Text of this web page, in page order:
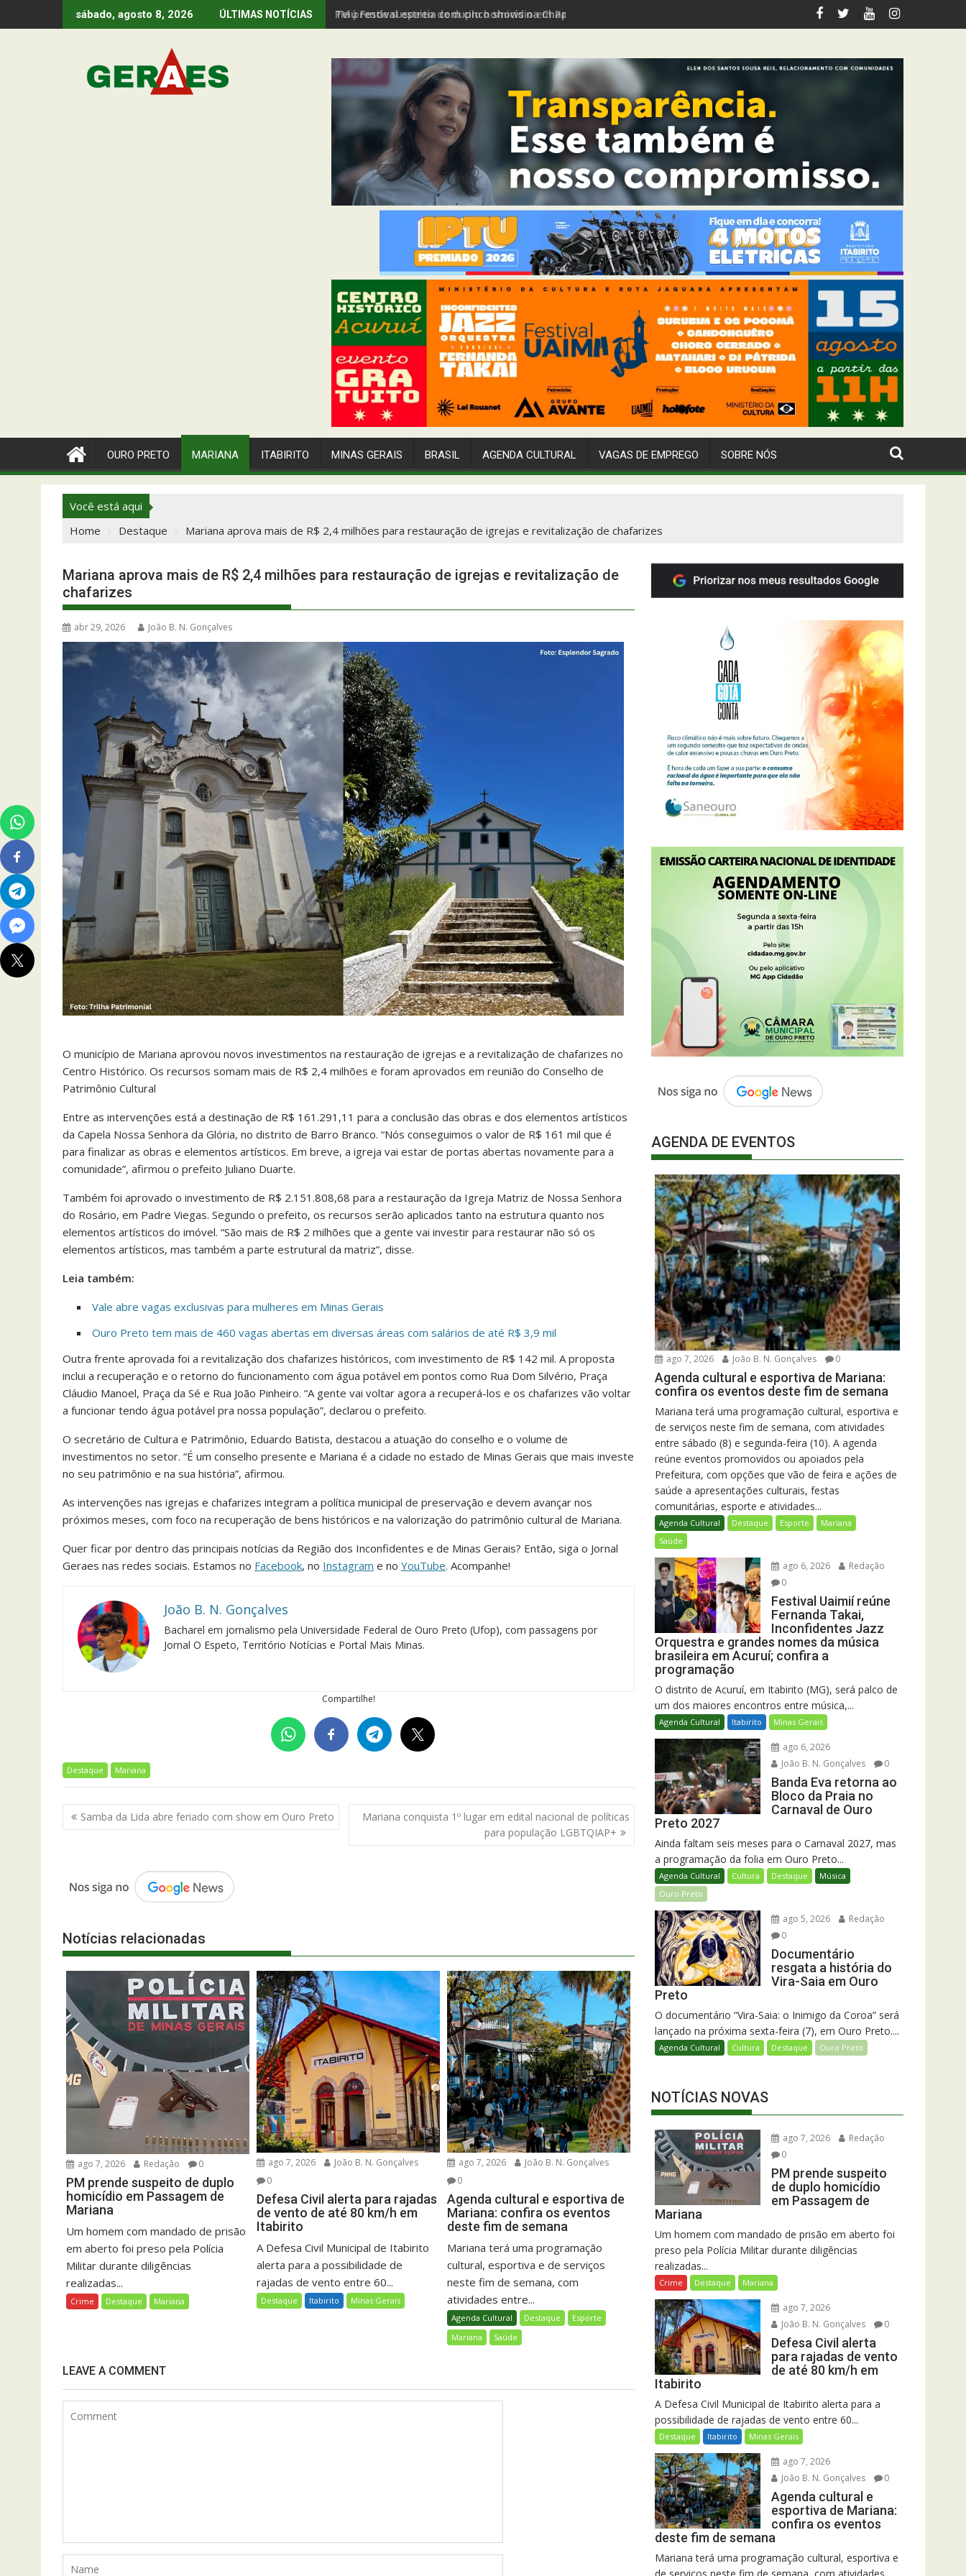
to
sábado, agosto 8, 2026 ÚLTIMAS NOTÍCIAS PM prende suspeito de duplo homicídio em Passagem de Mariana
OURO PRETO MARIANA ITABIRITO MINAS GERAIS BRASIL AGENDA CULTURAL VAGAS DE EMPREGO SOBRE NÓS
Você está aqui
Home
Destaque Mariana aprova mais de R$ 2,4 milhões para restauração de igrejas e revitalização de chafarizes
Mariana aprova mais de R$ 2,4 milhões para restauração de igrejas e revitalização de
chafarizes
abr 29, 2026 João B. N. Gonçalves
O município de Mariana aprovou novos investimentos na restauração de igrejas e a revitalização de chafarizes no
Centro Histórico. Os recursos somam mais de R$ 2,4 milhões e foram aprovados em reunião do Conselho de
Patrimônio Cultural
Entre as intervenções está a destinação de R$ 161.291,11 para a conclusão das obras e dos elementos artísticos
da Capela Nossa Senhora da Glória, no distrito de Barro Branco. “Nós conseguimos o valor de R$ 161 mil que é
para finalizar as obras e elementos artísticos. Em breve, a igreja vai estar de portas abertas novamente para a
comunidade”, afirmou o prefeito Juliano Duarte.
Também foi aprovado o investimento de R$ 2.151.808,68 para a restauração da Igreja Matriz de Nossa Senhora
do Rosário, em Padre Viegas. Segundo o prefeito, os recursos serão aplicados tanto na estrutura quanto nos
elementos artísticos do imóvel. “São mais de R$ 2 milhões que a gente vai investir para restaurar não só os
elementos artísticos, mas também a parte estrutural da matriz”, disse.
Leia também:
Vale abre vagas exclusivas para mulheres em Minas Gerais
Ouro Preto tem mais de 460 vagas abertas em diversas áreas com salários de até R$ 3,9 mil
Outra frente aprovada foi a revitalização dos chafarizes históricos, com investimento de R$ 142 mil. A proposta
inclui a recuperação e o retorno do funcionamento com água potável em pontos como Rua Dom Silvério, Praça
Cláudio Manoel, Praça da Sé e Rua João Pinheiro. “A gente vai voltar agora a recuperá-los e os chafarizes vão voltar
a funcionar tendo água potável pra nossa população”, declarou o prefeito.
O secretário de Cultura e Patrimônio, Eduardo Batista, destacou a atuação do conselho e o volume de
investimentos no setor. “É um conselho presente e Mariana é a cidade no estado de Minas Gerais que mais investe
no seu patrimônio e na sua história”, afirmou.
As intervenções nas igrejas e chafarizes integram a política municipal de preservação e devem avançar nos
próximos meses, com foco na recuperação de bens históricos e na valorização do patrimônio cultural de Mariana.
Quer ficar por dentro das principais notícias da Região dos Inconfidentes e de Minas Gerais? Então, siga o Jornal
Geraes nas redes sociais. Estamos no Facebook, no Instagram e no YouTube. Acompanhe!
João B. N. Gonçalves
Bacharel em jornalismo pela Universidade Federal de Ouro Preto (Ufop), com passagens por
Jornal O Espeto, Território Notícias e Portal Mais Minas.
Compartilhe!
Destaque Mariana
Navegação
de
Samba da Lida abre feriado com show em Ouro Preto
Mariana conquista 1º lugar em edital nacional de políticas
para população LGBTQIAP+
Notícias relacionadas
ago 7, 2026 Redação 0
PM prende suspeito de duplo
homicídio em Passagem de
Mariana
Um homem com mandado de prisão
em aberto foi preso pela Polícia
Militar durante diligências
realizadas...
Crime Destaque Mariana
ago 7, 2026
João B. N. Gonçalves
0
Defesa Civil alerta para rajadas
de vento de até 80 km/h em
Itabirito
A Defesa Civil Municipal de Itabirito
alerta para a possibilidade de
rajadas de vento entre 60...
Destaque Itabirito Minas Gerais
ago 7, 2026
João B. N. Gonçalves
0
Agenda cultural e esportiva de
Mariana: confira os eventos
deste fim de semana
Mariana terá uma programação
cultural, esportiva e de serviços
neste fim de semana, com
atividades entre...
Agenda Cultural Destaque
Esporte
Mariana
Saúde
LEAVE A COMMENT
AGENDA DE EVENTOS
ago 7, 2026 João B. N. Gonçalves 0
Agenda cultural e esportiva de Mariana:
confira os eventos deste fim de semana
Mariana terá uma programação cultural, esportiva e
de serviços neste fim de semana, com atividades
entre sábado (8) e segunda-feira (10). A agenda
reúne eventos promovidos ou apoiados pela
Prefeitura, com opções que vão de feira e ações de
saúde a apresentações culturais, festas
comunitárias, esporte e atividades...
Agenda Cultural Destaque Esporte
Mariana
Saúde
ago 6, 2026
Redação
0
Festival Uaimií reúne
Fernanda Takai,
Inconfidentes Jazz
Orquestra e grandes nomes da música
brasileira em Acuruí; confira a
programação
O distrito de Acuruí, em Itabirito (MG), será palco de
um dos maiores encontros entre música,...
Agenda Cultural Itabirito Minas Gerais
ago 6, 2026
João B. N. Gonçalves
0
Banda Eva retorna ao
Bloco da Praia no
Carnaval de Ouro
Preto 2027
Ainda faltam seis meses para o Carnaval 2027, mas
a programação da folia em Ouro Preto...
Agenda Cultural Cultura Destaque
Música
Ouro Preto
ago 5, 2026
Redação
0
Documentário
resgata a história do
Vira-Saia em Ouro
Preto
O documentário “Vira-Saia: o Inimigo da Coroa” será
lançado na próxima sexta-feira (7), em Ouro Preto....
Agenda Cultural Cultura Destaque Ouro Preto
NOTÍCIAS NOVAS
ago 7, 2026
Redação
0
PM prende suspeito
de duplo homicídio
em Passagem de
Mariana
Um homem com mandado de prisão em aberto foi
preso pela Polícia Militar durante diligências
realizadas...
Crime Destaque Mariana
ago 7, 2026
João B. N. Gonçalves
0
Defesa Civil alerta
para rajadas de vento
de até 80 km/h em
Itabirito
A Defesa Civil Municipal de Itabirito alerta para a
possibilidade de rajadas de vento entre 60...
Destaque Itabirito Minas Gerais
ago 7, 2026
João B. N. Gonçalves
0
Agenda cultural e
esportiva de Mariana:
confira os eventos
deste fim de semana
Mariana terá uma programação cultural, esportiva e